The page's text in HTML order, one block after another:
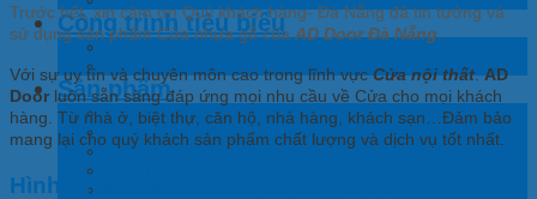
Công trình tiêu biểu
Tủ bếp – Nội thất
Cửa nhựa
Sản phẩm
Cửa nhựa gỗ Composite
Cửa nhựa ABS Hàn Quốc
Cửa nhựa vân gỗ Đài Loan
Trước hết, xin cảm ơn Quý khách hàng- Đà Nẵng đã tin tưởng và
sử dụng sản phẩm Cửa nhựa gỗ củaADDoor Đà Nẵng.
Với sự uy tín và chuyên môn cao trong lĩnh vựcCửa nội thất.AD
Doorluôn sẵn sàng đáp ứng mọi nhu cầu về Cửa cho mọi khách
hàng. Từ nhà ở, biệt thự, căn hộ, nhà hàng, khách sạn…Đảm bảo
mang lại cho quý khách sản phẩm chất lượng và dịch vụ tốt nhất.
Hình Ảnh Cửa Sau Khi Hoàn Thiện: